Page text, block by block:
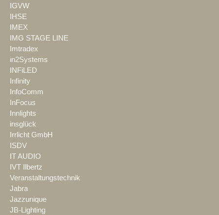
IGVW
IHSE
IMEX
IMG STAGE LINE
Imtradex
in2Systems
INFiLED
Infinity
InfoComm
InFocus
Innlights
insglück
Irrlicht GmbH
ISDV
IT AUDIO
IVT Ilbertz
Veranstaltungstechnik
Jabra
Jazzunique
JB-Lighting